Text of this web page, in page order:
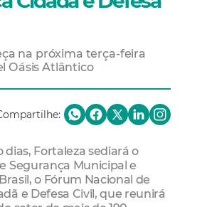
na próxima terça-feira
Oásis Atlântico
Fortaleza sediará o
Segurança Municipal e
o Fórum Nacional de
e Defesa Civil, que reunirá